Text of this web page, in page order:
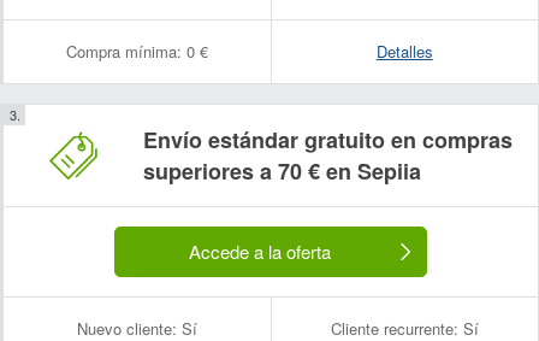
Compra mínima: 0 € Detalles
Envío estándar gratuito en compras
superiores a 70 € en Sepiia
Accede a la oferta
Nuevo cliente: Sí Cliente recurrente: Sí